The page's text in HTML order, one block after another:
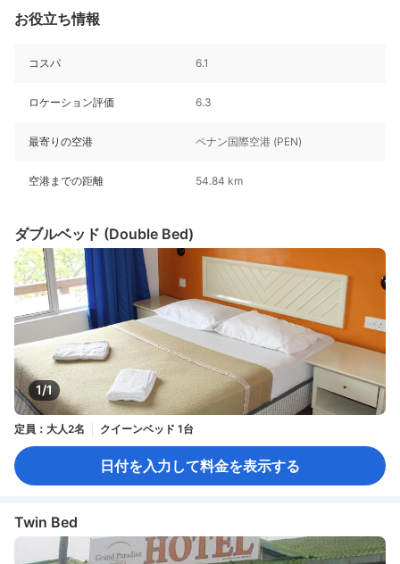
お役立ち情報
コスパ 6.1
ロケーション評価 6.3
最寄りの空港 ペナン国際空港 (PEN)
空港までの距離 54.84 km
ダブルベッド (Double Bed)
1/1
定員：大人2名 クイーンベッド 1台
日付を入力して料金を表示する
Twin Bed